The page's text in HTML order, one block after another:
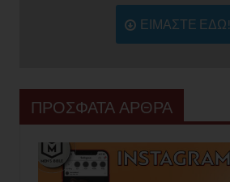
ΕΙΜΑΣΤΕ ΕΔΩ!
ΠΡΟΣΦΑΤΑ ΑΡΘΡΑ